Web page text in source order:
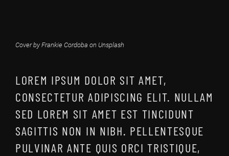
Cover by Frankie Cordoba on Unsplash
LOREM IPSUM DOLOR SIT AMET,
CONSECTETUR ADIPISCING ELIT. NULLAM
SED LOREM SIT AMET EST TINCIDUNT
SAGITTIS NON IN NIBH. PELLENTESQUE
PULVINAR ANTE QUIS ORCI TRISTIQUE,